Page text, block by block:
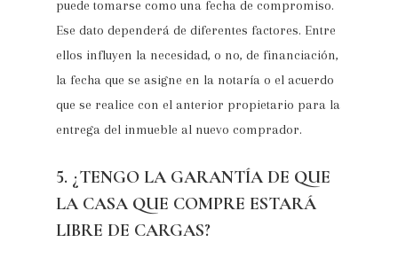
puede tomarse como una fecha de compromiso.
Ese dato dependerá de diferentes factores. Entre
ellos influyen la necesidad, o no, de financiación,
la fecha que se asigne en la notaría o el acuerdo
que se realice con el anterior propietario para la
entrega del inmueble al nuevo comprador.
5. ¿TENGO LA GARANTÍA DE QUE
LA CASA QUE COMPRE ESTARÁ
LIBRE DE CARGAS?